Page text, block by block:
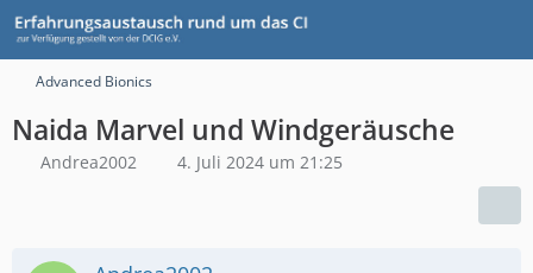
Advanced Bionics
Naida Marvel und Windgeräusche
Andrea2002 4. Juli 2024 um 21:25